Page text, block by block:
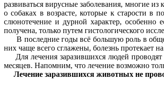
развиваться вирусные заболевания, многие
о собаках в возрасте, которые к старости в
слюнотечение и дурной характер, особенно
получена, только путем гистологического
В последние годы всё большую роль в
них чаще всего сглажены, болезнь протекает
Для лечения заразившихся людей
месяцев. Напомним, что лечение возможно
Лечение заразившихся животных не